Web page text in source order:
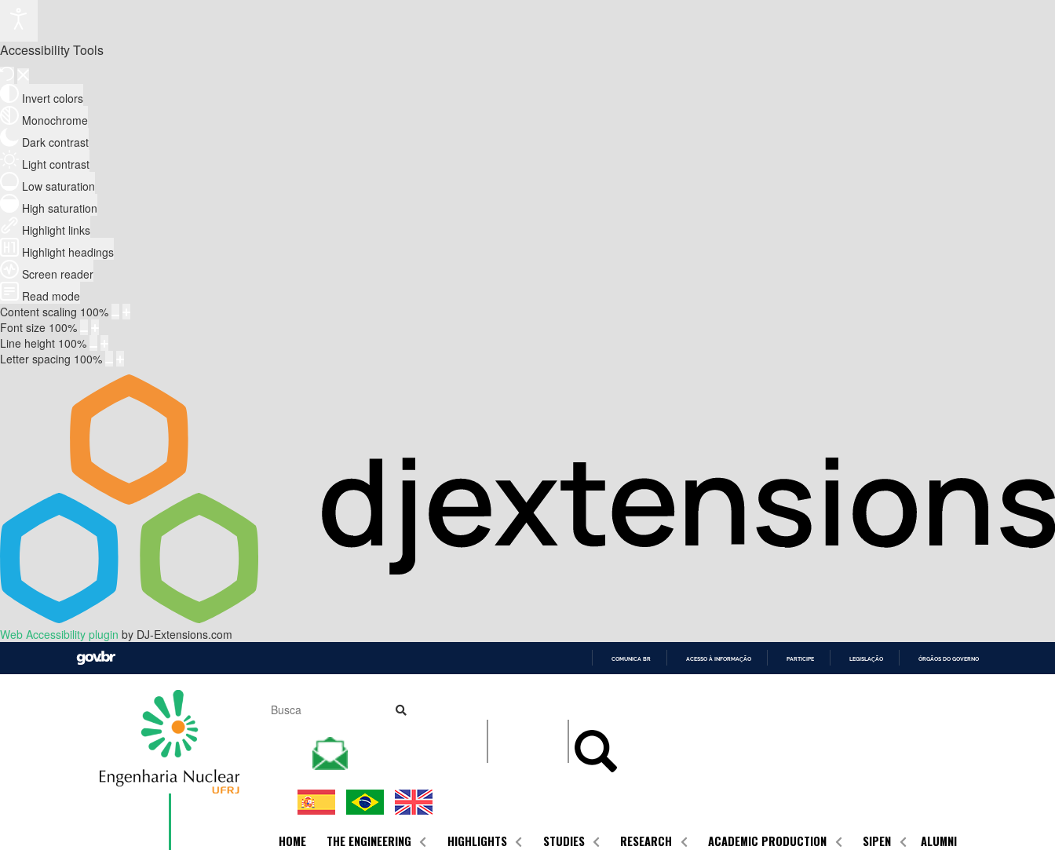
Accessibility Tools
Invert colors
Monochrome
Dark contrast
Light contrast
Low saturation
High saturation
Highlight links
Highlight headings
Screen reader
Read mode
Content scaling 100%
Font size 100%
Line height 100%
Letter spacing 100%
Web Accessibility plugin by DJ-Extensions.com
COMUNICA BR ACESSO À INFORMAÇÃO PARTICIPE LEGISLAÇÃO ÓRGÃOS DO GOVERNO
HOME THE ENGINEERING HIGHLIGHTS STUDIES RESEARCH ACADEMIC PRODUCTION SIPEN ALUMNI